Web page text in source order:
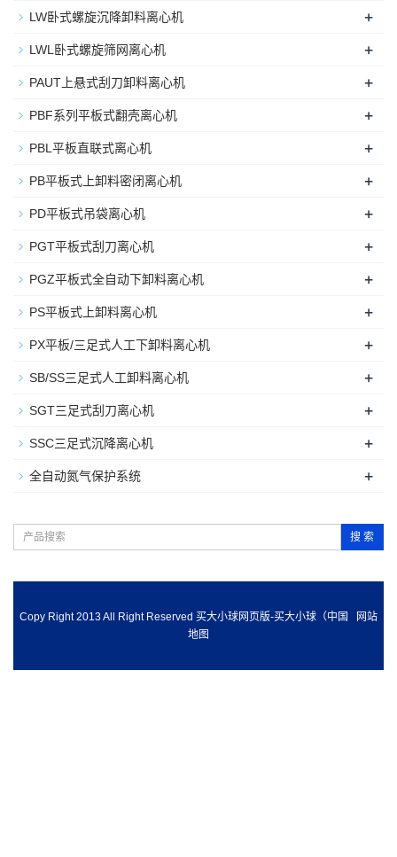
LW卧式螺旋沉降卸料离心机 +
LWL卧式螺旋筛网离心机 +
PAUT上悬式刮刀卸料离心机 +
PBF系列平板式翻壳离心机 +
PBL平板直联式离心机 +
PB平板式上卸料密闭离心机 +
PD平板式吊袋离心机 +
PGT平板式刮刀离心机 +
PGZ平板式全自动下卸料离心机 +
PS平板式上卸料离心机 +
PX平板/三足式人工下卸料离心机 +
SB/SS三足式人工卸料离心机 +
SGT三足式刮刀离心机 +
SSC三足式沉降离心机 +
全自动氮气保护系统 +
搜 索
Copy Right 2013 All Right Reserved 买大小球网页版-买大小球（中国
网站
地图